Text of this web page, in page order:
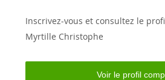
Inscrivez-vous et consultez le
Myrtille Christophe
Voir le profil